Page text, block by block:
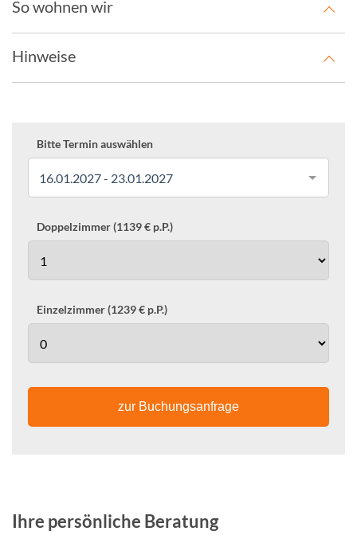
So wohnen wir
Hinweise
Bitte Termin auswählen
16.01.2027 - 23.01.2027
Doppelzimmer (1139 € p.P.)
Einzelzimmer (1239 € p.P.)
zur Buchungsanfrage
Ihre persönliche Beratung